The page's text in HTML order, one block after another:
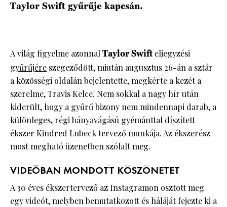
Taylor Swift gyűrűje kapcsán.
A világ figyelme azonnalTaylor Swifteljegyzési
gyűrűjére szegeződött, miután augusztus 26-án a sztár
a közösségi oldalán bejelentette, megkérte a kezét a
szerelme, Travis Kelce. Nem sokkal a nagy hír után
kiderült, hogy a gyűrű bizony nem mindennapi darab, a
különleges, régi bányavágású gyémánttal díszített
ékszer Kindred Lubeck tervező munkája. Az ékszerész
most megható üzenetben szólalt meg.
VIDEÓBAN MONDOTT KÖSZÖNETET
A 30 éves ékszertervező az Instagramon osztott meg
egy videót, melyben bemutatkozott és háláját fejezte ki a